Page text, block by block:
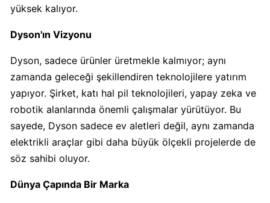
Kimin
Kim?
Carrefour
Boykot
mu?
Kimin
Sahibi
Kim?
yüksek kalıyor.
Dyson'ın Vizyonu
Dyson, sadece ürünler üretmekle kalmıyor; aynı
zamanda geleceği şekillendiren teknolojilere yatırım
yapıyor. Şirket, katı hal pil teknolojileri, yapay zeka ve
robotik alanlarında önemli çalışmalar yürütüyor. Bu
sayede, Dyson sadece ev aletleri değil, aynı zamanda
elektrikli araçlar gibi daha büyük ölçekli projelerde de
söz sahibi oluyor.
Dünya Çapında Bir Marka